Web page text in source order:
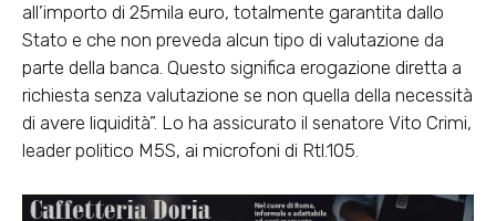
all’importo di 25mila euro, totalmente garantita dallo
Stato e che non preveda alcun tipo di valutazione da
parte della banca. Questo significa erogazione diretta a
richiesta senza valutazione se non quella della necessità
di avere liquidità”. Lo ha assicurato il senatore Vito Crimi,
leader politico M5S, ai microfoni di Rtl.105.